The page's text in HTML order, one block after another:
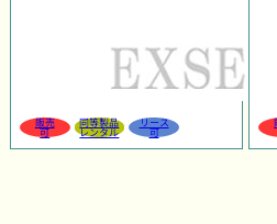
販売
可
同等製品
レンタル
リース
可